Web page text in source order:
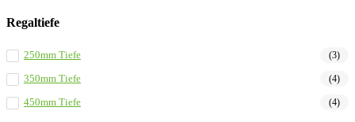
Regaltiefe
250mm Tiefe (3)
350mm Tiefe (4)
450mm Tiefe (4)